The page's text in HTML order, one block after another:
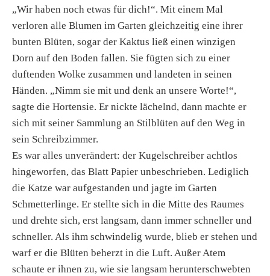
„Wir haben noch etwas für dich!“. Mit einem Mal
verloren alle Blumen im Garten gleichzeitig eine ihrer
bunten Blüten, sogar der Kaktus ließ einen winzigen
Dorn auf den Boden fallen. Sie fügten sich zu einer
duftenden Wolke zusammen und landeten in seinen
Händen. „Nimm sie mit und denk an unsere Worte!“,
sagte die Hortensie. Er nickte lächelnd, dann machte er
sich mit seiner Sammlung an Stilblüten auf den Weg in
sein Schreibzimmer.
Es war alles unverändert: der Kugelschreiber achtlos
hingeworfen, das Blatt Papier unbeschrieben. Lediglich
die Katze war aufgestanden und jagte im Garten
Schmetterlinge. Er stellte sich in die Mitte des Raumes
und drehte sich, erst langsam, dann immer schneller und
schneller. Als ihm schwindelig wurde, blieb er stehen und
warf er die Blüten beherzt in die Luft. Außer Atem
schaute er ihnen zu, wie sie langsam herunterschwebten